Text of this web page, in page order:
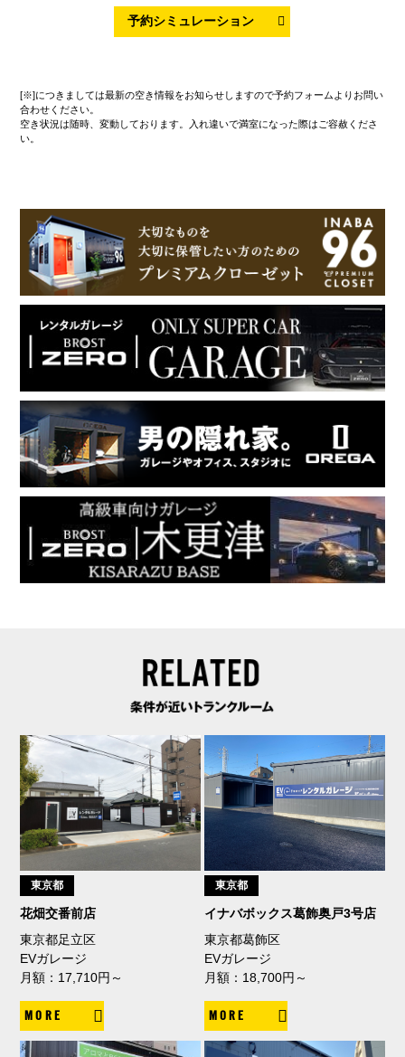
[※]につきましては最新の空き情報をお知らせしますので予約フォームよりお問い
合わせください。
空き状況は随時、変動しております。入れ違いで満室になった際はご容赦くださ
い。
東京都
花畑交番前店
東京都足立区
EVガレージ
月額：17,710円～
MORE
東京都
イナバボックス葛飾奥戸3号店
東京都葛飾区
EVガレージ
月額：18,700円～
MORE